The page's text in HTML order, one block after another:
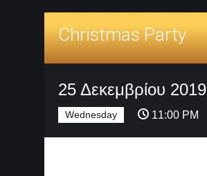
Christmas Party
25 Δεκεμβρίου 2019
Wednesday 11:00 PM